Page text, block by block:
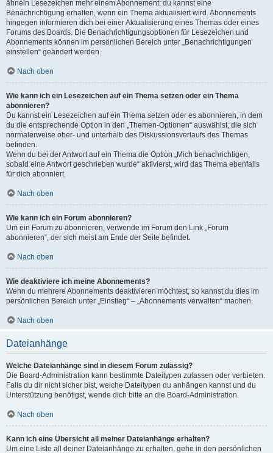
ähneln Lesezeichen mehr einem Abonnement: du kannst eine
Benachrichtigung erhalten, wenn ein Thema aktualisiert wird. Abonnements
hingegen informieren dich bei einer Aktualisierung eines Themas oder eines
Forums des Boards. Die Benachrichtigungsoptionen für Lesezeichen und
Abonnements können im persönlichen Bereich unter „Benachrichtigungen
einstellen“ geändert werden.
Nach oben
Wie kann ich ein Lesezeichen auf ein Thema setzen oder ein Thema
abonnieren?
Du kannst ein Lesezeichen auf ein Thema setzen oder es abonnieren, in dem
du die entsprechende Option in den „Themen-Optionen“ auswählst, die sich
normalerweise ober- und unterhalb des Diskussionsverlaufs des Themas
befinden.
Wenn du bei der Antwort auf ein Thema die Option „Mich benachrichtigen,
sobald eine Antwort geschrieben wurde“ aktivierst, wird das Thema ebenfalls
für dich abonniert.
Nach oben
Wie kann ich ein Forum abonnieren?
Um ein Forum zu abonnieren, verwende im Forum den Link „Forum
abonnieren“, der sich meist am Ende der Seite befindet.
Nach oben
Wie deaktiviere ich meine Abonnements?
Wenn du mehrere Abonnements deaktivieren möchtest, so kannst du dies im
persönlichen Bereich unter „Einstieg“ – „Abonnements verwalten“ machen.
Nach oben
Dateianhänge
Welche Dateianhänge sind in diesem Forum zulässig?
Die Board-Administration kann bestimmte Dateitypen zulassen oder verbieten.
Falls du dir nicht sicher bist, welche Dateitypen du anhängen kannst und du
Unterstützung benötigst, wende dich bitte an die Board-Administration.
Nach oben
Kann ich eine Übersicht all meiner Dateianhänge erhalten?
Um eine Liste all deiner Dateianhänge zu erhalten, gehe in den persönlichen